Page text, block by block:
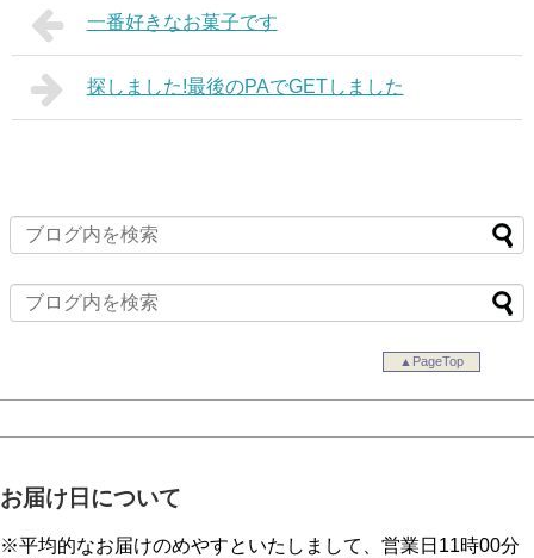
一番好きなお菓子です
探しました!最後のPAでGETしました
▲PageTop
お届け日について
※平均的なお届けのめやすといたしまして、営業日11時00分